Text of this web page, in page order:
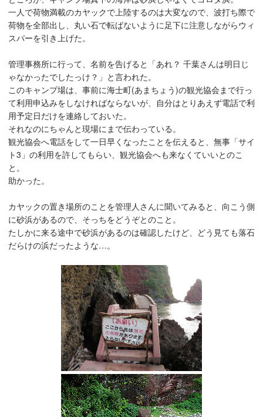
一人で荷物満載のカヤックで上陸するのは大変なので、波打ち際で
荷物を全部出し、丸い石で転ばないように足下に注意しながらウィ
スパーを引き上げた。
管理事務所に行って、名前を告げると「あれ？ 千葉さんは明日じ
ゃなかったでしたっけ？」と言われた。
このキャンプ場は、事前に海士町(あまちょう)の観光協会まで行っ
て利用申込みをしなければならないが、自分はとりあえず電話で利
用予定日だけを連絡しておいた。
それなのにちゃんと現場にまで伝わっている。
観光協会へ電話をして一日早くなったことを伝えると、無事「サイ
ト3」の利用を許してもらい、観光協会へも来なくていいとのこ
と。
助かった。
カヤックの置き場所のことを管理人さんに聞いてみると、向こう側
に砂浜があるので、そっちをどうぞとのこと。
たしかに来る途中で砂浜があるのは確認したけど、どう見ても落石
だらけの浜だったような…。